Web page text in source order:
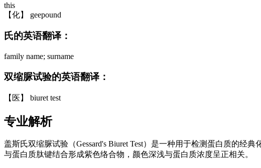
this
【化】 geepound
氏的英语翻译：
family name; surname
双缩脲试验的英语翻译：
【医】 biuret test
专业解析
盖斯氏双缩脲试验（Gessard's Biuret Test）是一种用于检测蛋白质的经
与蛋白质肽键结合形成紫色络合物，颜色深浅与蛋白质浓度呈正相关。